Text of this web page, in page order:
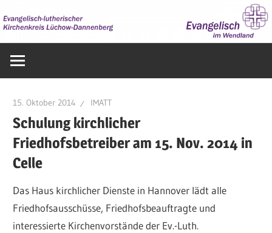
Inhalt
springen
im
15. Oktober 2014 IMATT
Schulung kirchlicher
Friedhofsbetreiber am 15. Nov. 2014 in
Celle
Das Haus kirchlicher Dienste in Hannover lädt alle
Friedhofsausschüsse, Friedhofsbeauftragte und
interessierte Kirchenvorstände der Ev.-Luth.